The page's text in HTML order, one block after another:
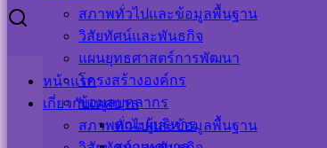
สภาพทั่วไปและข้อมูลพื้นฐาน
วิสัยทัศน์และพันธกิจ
แผนยุทธศาสตร์การพัฒนา
โครงสร้างองค์กร
ข้อมูลบุคลากร
คณะผู้บริหาร
หน้าแรก
เกี่ยวกับเทศบาล
สภาพทั่วไปและข้อมูลพื้นฐาน